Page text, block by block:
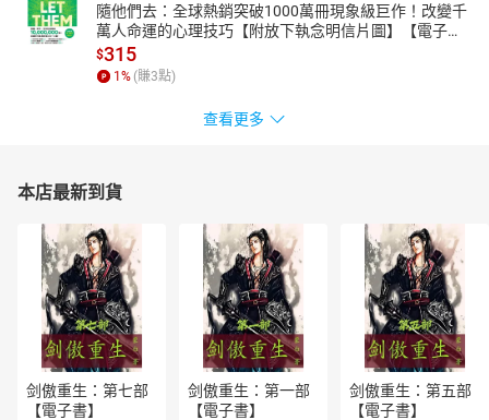
隨他們去：全球熱銷突破1000萬冊現象級巨作！改變千
萬人命運的心理技巧【附放下執念明信片圖】【電子
書】
$315
1% (賺3點)
查看更多
本店最新到貨
剑傲重生：第七部
【電子書】
剑傲重生：第一部
【電子書】
剑傲重生：第五部
【電子書】